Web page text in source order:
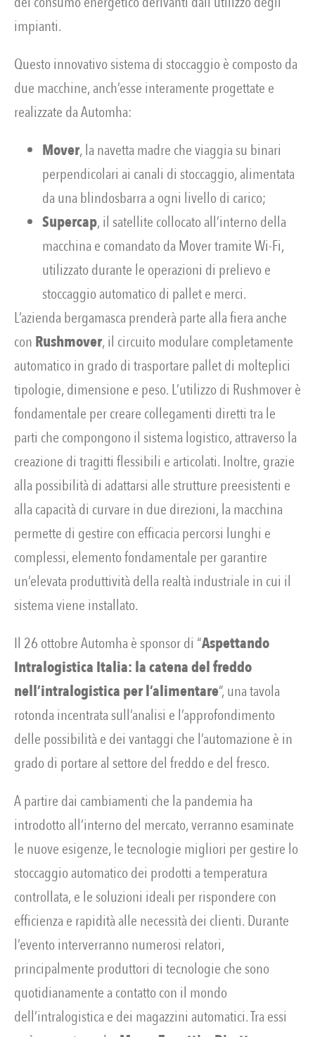
impianti.
Questo innovativo sistema di stoccaggio è composto da
due macchine, anch’esse interamente progettate e
realizzate da Automha:
Mover, la navetta madre che viaggia su binari
perpendicolari ai canali di stoccaggio, alimentata
da una blindosbarra a ogni livello di carico;
Supercap, il satellite collocato all’interno della
macchina e comandato da Mover tramite Wi-Fi,
utilizzato durante le operazioni di prelievo e
stoccaggio automatico di pallet e merci.
L’azienda bergamasca prenderà parte alla fiera anche
con Rushmover, il circuito modulare completamente
automatico in grado di trasportare pallet di molteplici
tipologie, dimensione e peso. L’utilizzo di Rushmover è
fondamentale per creare collegamenti diretti tra le
parti che compongono il sistema logistico, attraverso la
creazione di tragitti flessibili e articolati. Inoltre, grazie
alla possibilità di adattarsi alle strutture preesistenti e
alla capacità di curvare in due direzioni, la macchina
permette di gestire con efficacia percorsi lunghi e
complessi, elemento fondamentale per garantire
un’elevata produttività della realtà industriale in cui il
sistema viene installato.
Il 26 ottobre Automha è sponsor di “Aspettando
Intralogistica Italia: la catena del freddo
nell’intralogistica per l’alimentare”, una tavola
rotonda incentrata sull’analisi e l’approfondimento
delle possibilità e dei vantaggi che l’automazione è in
grado di portare al settore del freddo e del fresco.
A partire dai cambiamenti che la pandemia ha
introdotto all’interno del mercato, verranno esaminate
le nuove esigenze, le tecnologie migliori per gestire lo
stoccaggio automatico dei prodotti a temperatura
controllata, e le soluzioni ideali per rispondere con
efficienza e rapidità alle necessità dei clienti. Durante
l’evento interverranno numerosi relatori,
principalmente produttori di tecnologie che sono
quotidianamente a contatto con il mondo
dell’intralogistica e dei magazzini automatici. Tra essi